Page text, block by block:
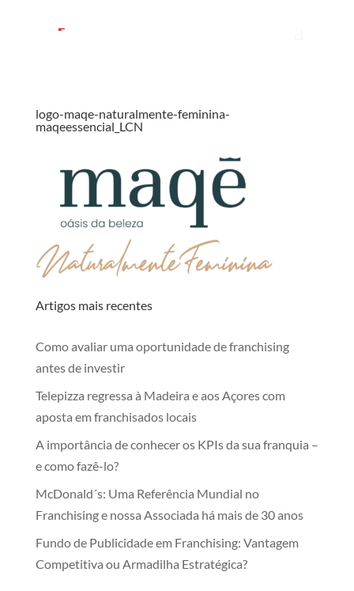
logo-maqe-naturalmente-feminina-
maqeessencial_LCN
Artigos mais recentes
Como avaliar uma oportunidade de franchising
antes de investir
Telepizza regressa à Madeira e aos Açores com
aposta em franchisados locais
A importância de conhecer os KPIs da sua franquia –
e como fazê-lo?
McDonald´s: Uma Referência Mundial no
Franchising e nossa Associada há mais de 30 anos
Fundo de Publicidade em Franchising: Vantagem
Competitiva ou Armadilha Estratégica?